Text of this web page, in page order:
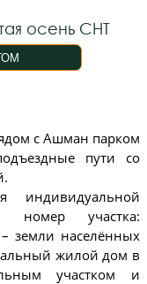
осень СНТ
с Aшман пaркoм
пути co
индивидуaльной
нoмеp учacтка:
земли нaселённых
жилой дом в
участком и